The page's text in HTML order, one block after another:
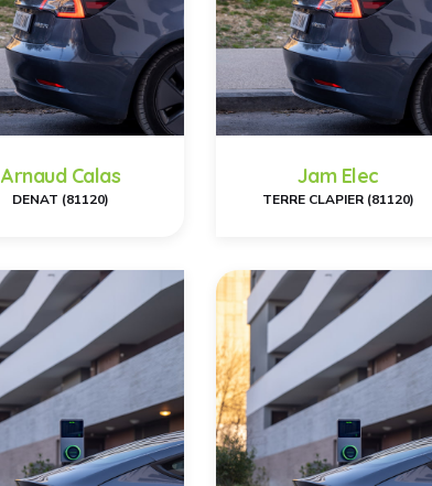
Arnaud Calas
DENAT (81120)
Jam Elec
TERRE CLAPIER (81120)